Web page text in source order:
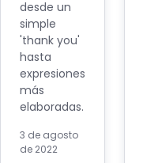
desde un
simple
'thank you'
hasta
expresiones
más
elaboradas.
3 de agosto
de 2022